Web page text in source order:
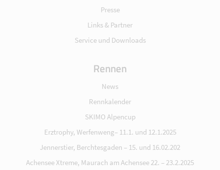
Presse
Links & Partner
Service und Downloads
Rennen
News
Rennkalender
SKIMO Alpencup
Erztrophy, Werfenweng– 11.1. und 12.1.2025
Jennerstier, Berchtesgaden – 15. und 16.02.202
Achensee Xtreme, Maurach am Achensee 22. – 23.2.2025